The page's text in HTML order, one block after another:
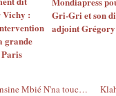
Vichy :
grande
Paris
Gri-Gri et son
adjoint
La Roselyne Bachelot gabonaise Alphonsine Mbié N'na touche le fonds... public !